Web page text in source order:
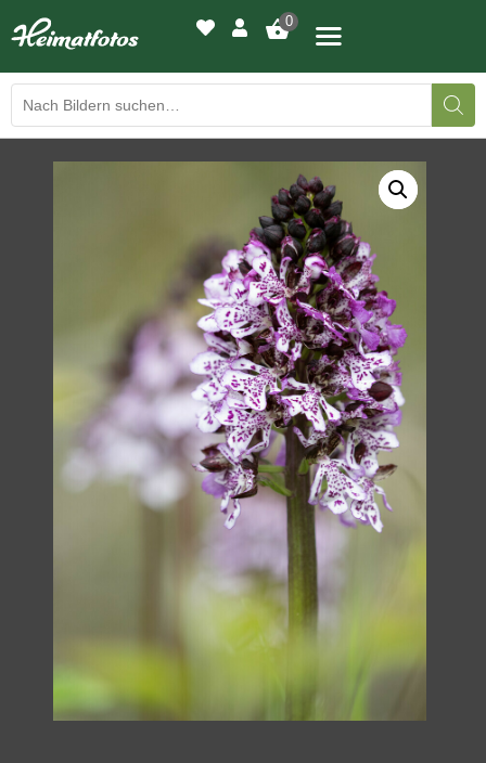
0
BILDERGALERIE
DRUCKQUALITÄTEN
LED-LEUCHTBILDER
WIR DRUCKEN IHR BILD
AUSSTELLUNGEN
HEIMATLICHTER
KONTAKT